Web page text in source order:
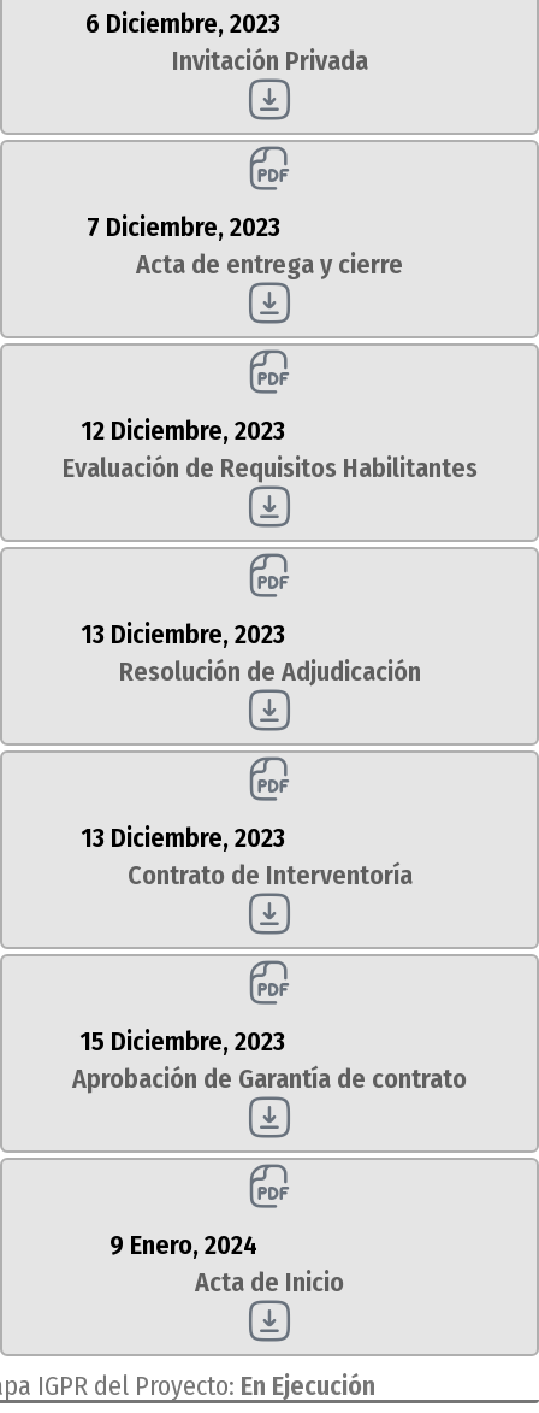
6 Diciembre, 2023
Invitación Privada
7 Diciembre, 2023
Acta de entrega y cierre
12 Diciembre, 2023
Evaluación de Requisitos Habilitantes
13 Diciembre, 2023
Resolución de Adjudicación
13 Diciembre, 2023
Contrato de Interventoría
15 Diciembre, 2023
Aprobación de Garantía de contrato
9 Enero, 2024
Acta de Inicio
IGPR del Proyecto: En Ejecución